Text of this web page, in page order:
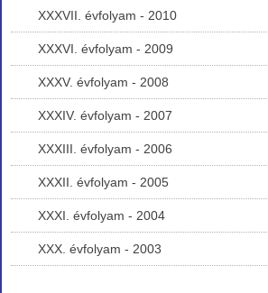
XXXVII. évfolyam - 2010
XXXVI. évfolyam - 2009
XXXV. évfolyam - 2008
XXXIV. évfolyam - 2007
XXXIII. évfolyam - 2006
XXXII. évfolyam - 2005
XXXI. évfolyam - 2004
XXX. évfolyam - 2003